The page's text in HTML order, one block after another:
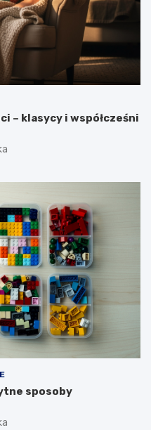
– klasycy i współcześni
sposoby